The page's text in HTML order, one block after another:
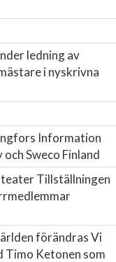
ledning av
i nyskrivna
Information
och Sweco Finland
teaterTillställningen
förändrasVi
Timo Ketonen som